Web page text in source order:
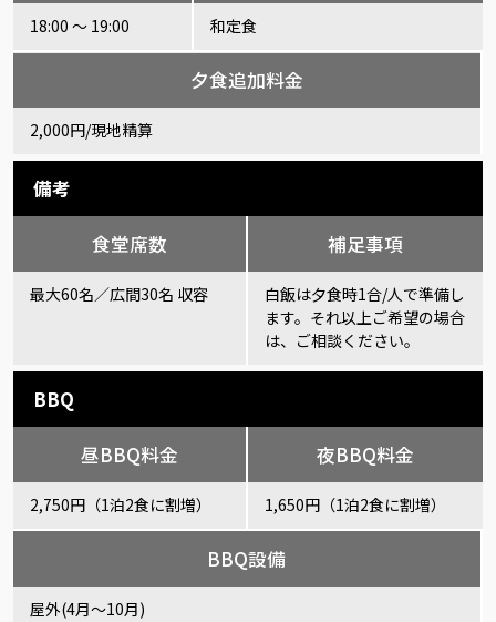
18:00 ～ 19:00 和定食
夕食追加料金
2,000円/現地精算
備考
食堂席数
最大60名／広間30名 収容
補足事項
白飯は夕食時1合/人で準備し
ます。それ以上ご希望の場合
は、ご相談ください。
BBQ
昼BBQ料金
2,750円（1泊2食に割増）
夜BBQ料金
1,650円（1泊2食に割増）
BBQ設備
屋外(4月～10月)